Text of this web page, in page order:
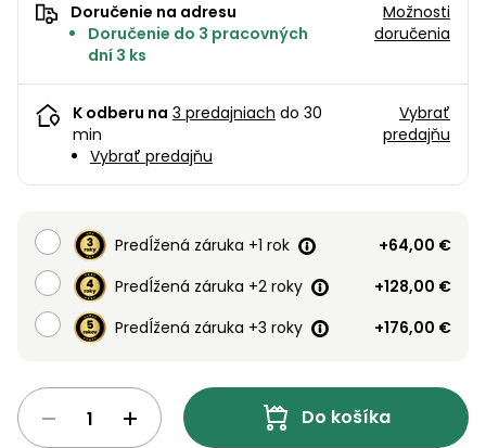
vysávače
na lístie
Záhradné
vozíky
Fúriky
a posypové
vozíky
Čerpadlá
a
Vysokotlakové
umývačky
betón
Meracie
prístroje
Nabíjačky
autobatérií
Navijaky
Bagre
Doručenie na adresu
Doručenie do 3 pracovných
dní 3 ks
Možnosti
doručenia
K odberu na 3 predajniach do 30
min
Vybrať predajňu
Vybrať
predajňu
Predĺžená záruka +1 rok
+64,00 €
Predĺžená záruka +2 roky
+128,00 €
Predĺžená záruka +3 roky
+176,00 €
Do košíka